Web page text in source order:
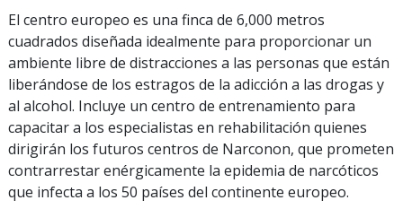
El centro europeo es una finca de 6,000 metros
cuadrados diseñada idealmente para proporcionar un
ambiente libre de distracciones a las personas que están
liberándose de los estragos de la adicción a las drogas y
al alcohol. Incluye un centro de entrenamiento para
capacitar a los especialistas en rehabilitación quienes
dirigirán los futuros centros de Narconon, que prometen
contrarrestar enérgicamente la epidemia de narcóticos
que infecta a los 50 países del continente europeo.